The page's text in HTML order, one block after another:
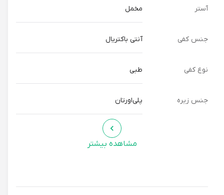
آستر مخمل
جنس کفی آنتی باکتریال
نوع کفی
جنس زیره پلی‌اورتان
مشاهده بیشتر